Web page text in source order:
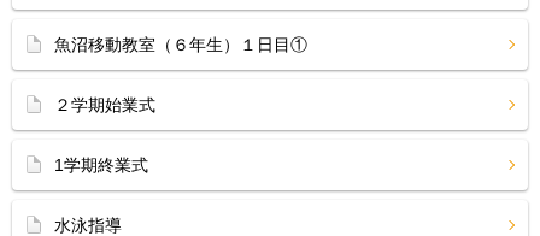
魚沼移動教室（６年生）１日目①
２学期始業式
1学期終業式
水泳指導